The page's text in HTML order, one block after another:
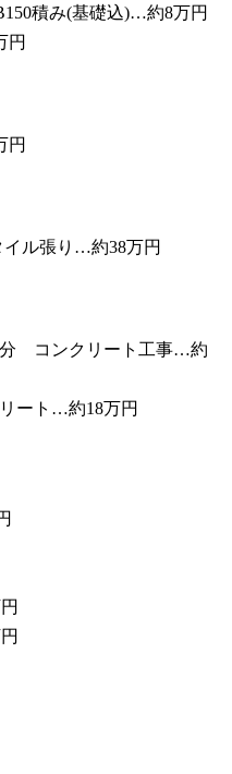
積み(基礎込)…約8万円
円
円
ル張り…約38万円
コンクリート工事…約
ト…約18万円